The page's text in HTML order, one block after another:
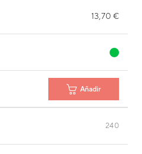
13,70 €
Añadir
240